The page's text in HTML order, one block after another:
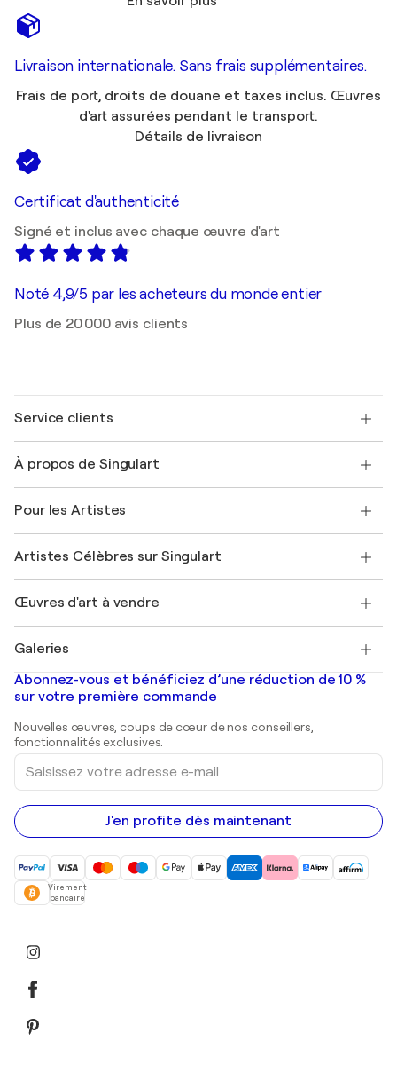
Livraison internationale. Sans frais supplémentaires.
Frais de port, droits de douane et taxes inclus. Œuvres
d'art assurées pendant le transport.
Détails de livraison
Certificat d'authenticité
Signé et inclus avec chaque œuvre d'art
Noté 4,9/5 par les acheteurs du monde entier
Plus de 20 000 avis clients
Service clients
Expédition
Offrir une carte cadeau
Rejoignez notre programme commercial
Mon compte
+33 1 76 44 06 42
À propos de Singulart
FAQ
Magazine Singulart
Emplois
Découvrez une sélection d'art original
Pour les Artistes
Se connecter en tant qu'Artiste
Artistes Célèbres sur Singulart
Marc Chagall
Banksy
Mr. Brainwash
Shepard Fairey
Œuvres d'art à vendre
Tableaux abstraits à vendre
Peintures de paysage
Estampes
Peintures acryliques
Galeries
Galeries d'art en France
Galeries d'art en Belgique
Abonnez-vous et bénéficiez d’une réduction de 10 %
sur votre première commande
Nouvelles œuvres, coups de cœur de nos conseillers,
fonctionnalités exclusives.
Saisissez
votre
adresse
e-
mail
J'en profite dès maintenant
Virement
bancaire